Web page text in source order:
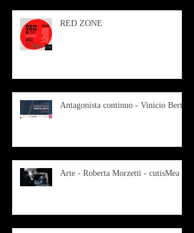
RED ZONE
Antagonista continuo - Vinicio Berti
Arte - Roberta Morzetti - cutisMea